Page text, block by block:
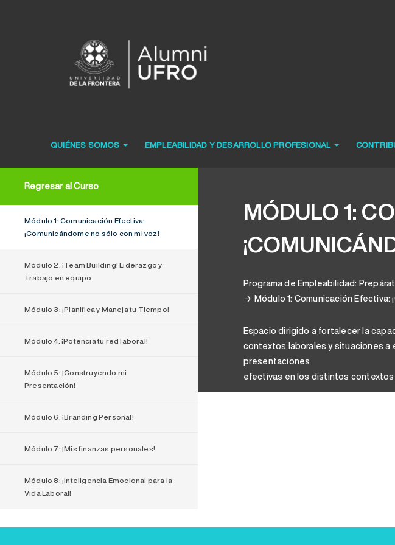
QUIÉNES SOMOS EMPLEABILIDAD Y DESARROLLO PROFESIONAL
Regresar al Curso
Módulo 1: Comunicación Efectiva:
¡Comunicándome no sólo con mi voz!
Módulo 2: ¡Team Building! Liderazgo y
Trabajo en equipo
Módulo 3: ¡Planifica y Maneja tu Tiempo!
Módulo 4: ¡Potencia tu red laboral!
Módulo 5: ¡Construyendo mi
Presentación!
Módulo 6: ¡Branding Personal!
Módulo 7: ¡Mis finanzas personales!
Módulo 8: ¡Inteligencia Emocional para la
Vida Laboral!
MÓDULO 1:
Programa de Empleabilidad:
Módulo 1: Comunicación Efectiva:
Espacio dirigido a fortalecer la
contextos laborales y situaciones a
presentaciones
efectivas en los distintos